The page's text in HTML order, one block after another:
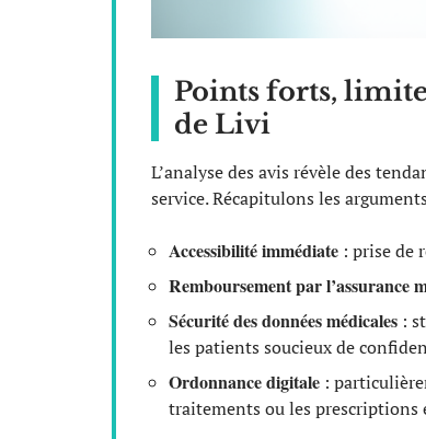
Points forts,
de Livi
L’analyse des avis révèle des
service. Récapitulons les
Accessibilité immédiate : prise de
Remboursement par l’assurance
Sécurité des données médicales :
les patients soucieux de
Ordonnance digitale :
traitements ou les prescriptions